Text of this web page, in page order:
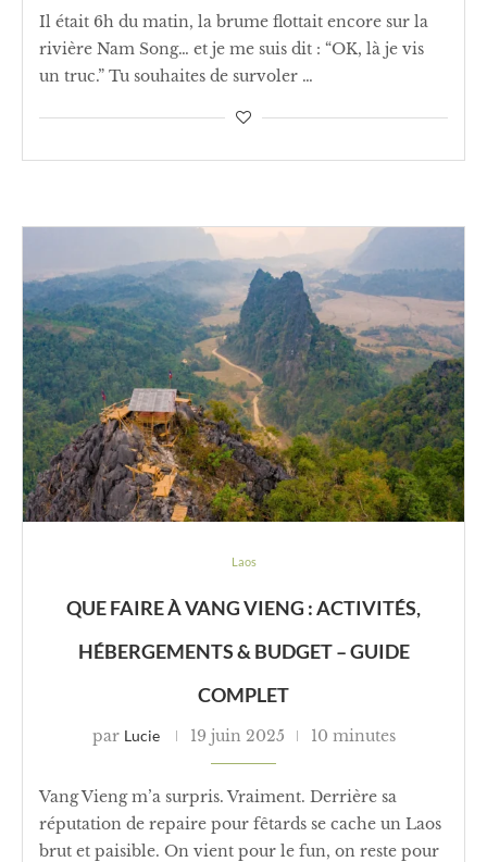
Il était 6h du matin, la brume flottait encore sur la
rivière Nam Song… et je me suis dit : “OK, là je vis
un truc.” Tu souhaites de survoler …
Laos
QUE FAIRE À VANG VIENG : ACTIVITÉS,
HÉBERGEMENTS & BUDGET – GUIDE
COMPLET
par Lucie 19 juin 2025 10 minutes
Vang Vieng m’a surpris. Vraiment. Derrière sa
réputation de repaire pour fêtards se cache un Laos
brut et paisible. On vient pour le fun, on reste pour